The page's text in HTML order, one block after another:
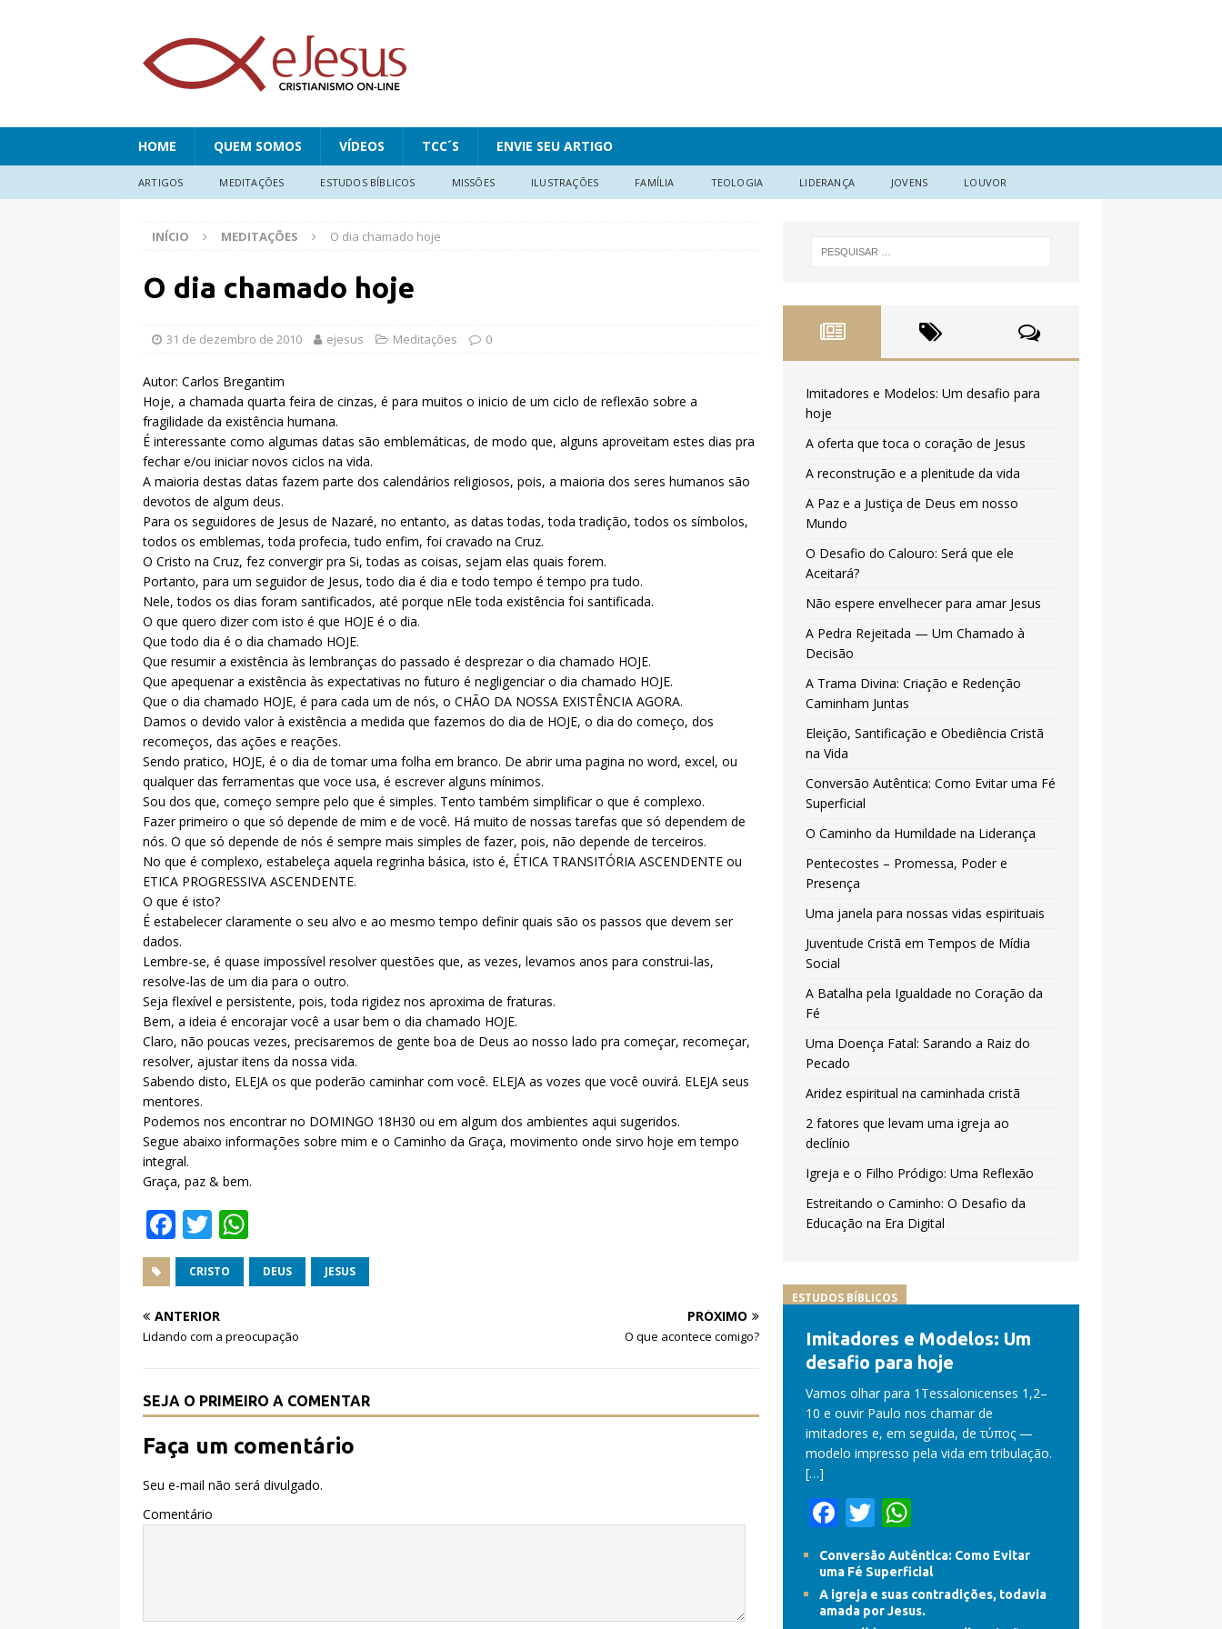
HOME QUEM SOMOS VÍDEOS TCC´S ENVIE SEU ARTIGO
ARTIGOS MEDITAÇÕES ESTUDOS BÍBLICOS MISSÕES ILUSTRAÇÕES FAMÍLIA TEOLOGIA LIDERANÇA JOVENS LOUVOR
INÍCIO MEDITAÇÕES O dia chamado hoje
O dia chamado hoje
31 de dezembro de 2010 ejesus Meditações 0
Autor: Carlos Bregantim
Hoje, a chamada quarta feira de cinzas, é para muitos o inicio de um ciclo de reflexão sobre a
fragilidade da existência humana.
É interessante como algumas datas são emblemáticas, de modo que, alguns aproveitam estes dias pra
fechar e/ou iniciar novos ciclos na vida.
A maioria destas datas fazem parte dos calendários religiosos, pois, a maioria dos seres humanos são
devotos de algum deus.
Para os seguidores de Jesus de Nazaré, no entanto, as datas todas, toda tradição, todos os símbolos,
todos os emblemas, toda profecia, tudo enfim, foi cravado na Cruz.
O Cristo na Cruz, fez convergir pra Si, todas as coisas, sejam elas quais forem.
Portanto, para um seguidor de Jesus, todo dia é dia e todo tempo é tempo pra tudo.
Nele, todos os dias foram santificados, até porque nEle toda existência foi santificada.
O que quero dizer com isto é que HOJE é o dia.
Que todo dia é o dia chamado HOJE.
Que resumir a existência às lembranças do passado é desprezar o dia chamado HOJE.
Que apequenar a existência às expectativas no futuro é negligenciar o dia chamado HOJE.
Que o dia chamado HOJE, é para cada um de nós, o CHÃO DA NOSSA EXISTÊNCIA AGORA.
Damos o devido valor à existência a medida que fazemos do dia de HOJE, o dia do começo, dos
recomeços, das ações e reações.
Sendo pratico, HOJE, é o dia de tomar uma folha em branco. De abrir uma pagina no word, excel, ou
qualquer das ferramentas que voce usa, é escrever alguns mínimos.
Sou dos que, começo sempre pelo que é simples. Tento também simplificar o que é complexo.
Fazer primeiro o que só depende de mim e de você. Há muito de nossas tarefas que só dependem de
nós. O que só depende de nós é sempre mais simples de fazer, pois, não depende de terceiros.
No que é complexo, estabeleça aquela regrinha básica, isto é, ÉTICA TRANSITÓRIA ASCENDENTE ou
ETICA PROGRESSIVA ASCENDENTE.
O que é isto?
É estabelecer claramente o seu alvo e ao mesmo tempo definir quais são os passos que devem ser
dados.
Lembre-se, é quase impossível resolver questões que, as vezes, levamos anos para construi-las,
resolve-las de um dia para o outro.
Seja flexível e persistente, pois, toda rigidez nos aproxima de fraturas.
Bem, a ideia é encorajar você a usar bem o dia chamado HOJE.
Claro, não poucas vezes, precisaremos de gente boa de Deus ao nosso lado pra começar, recomeçar,
resolver, ajustar itens da nossa vida.
Sabendo disto, ELEJA os que poderão caminhar com você. ELEJA as vozes que você ouvirá. ELEJA seus
mentores.
Podemos nos encontrar no DOMINGO 18H30 ou em algum dos ambientes aqui sugeridos.
Segue abaixo informações sobre mim e o Caminho da Graça, movimento onde sirvo hoje em tempo
integral.
Graça, paz & bem.
F
a
c
e
b
o
k
T
w
it
te
r
h
at
A
p
CRISTO DEUS JESUS
ANTERIOR
Lidando com a preocupação
PRÓXIMO
O que acontece comigo?
SEJA O PRIMEIRO A COMENTAR
Faça um comentário
Seu e-mail não será divulgado.
Comentário
Imitadores e Modelos: Um desafio para
hoje
A oferta que toca o coração de Jesus
A reconstrução e a plenitude da vida
A Paz e a Justiça de Deus em nosso
Mundo
O Desafio do Calouro: Será que ele
Aceitará?
Não espere envelhecer para amar Jesus
A Pedra Rejeitada — Um Chamado à
Decisão
A Trama Divina: Criação e Redenção
Caminham Juntas
Eleição, Santificação e Obediência Cristã
na Vida
Conversão Autêntica: Como Evitar uma Fé
Superficial
O Caminho da Humildade na Liderança
Pentecostes – Promessa, Poder e
Presença
Uma janela para nossas vidas espirituais
Juventude Cristã em Tempos de Mídia
Social
A Batalha pela Igualdade no Coração da
Fé
Uma Doença Fatal: Sarando a Raiz do
Pecado
Aridez espiritual na caminhada cristã
2 fatores que levam uma igreja ao
declínio
Igreja e o Filho Pródigo: Uma Reflexão
Estreitando o Caminho: O Desafio da
Educação na Era Digital
ESTUDOS BÍBLICOS
Imitadores e Modelos: Um
desafio para hoje
Vamos olhar para 1Tessalonicenses 1,2–
10 e ouvir Paulo nos chamar de
imitadores e, em seguida, de τύπος —
modelo impresso pela vida em tribulação.
[…]
F
e
b
T
w
itt
er
W
h
at
s
Conversão Autêntica: Como Evitar
uma Fé Superficial
A igreja e suas contradições, todavia
amada por Jesus.